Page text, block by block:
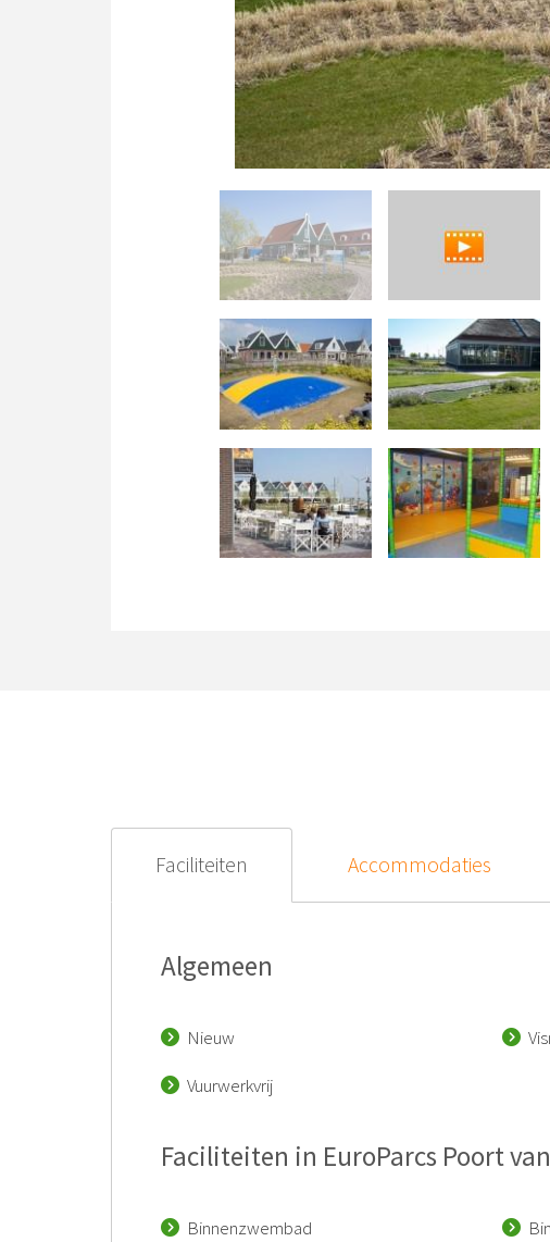
Faciliteiten Accommodaties
Algemeen
Nieuw
Vuurwerkvrij
Faciliteiten in EuroParcs Poort
Binnenzwembad